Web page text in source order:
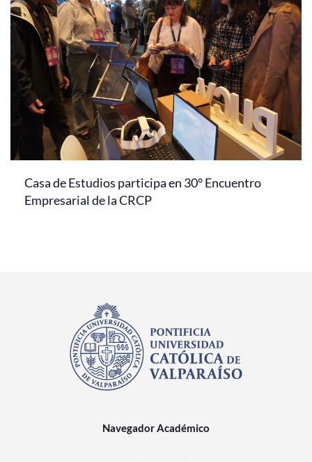
Casa de Estudios participa en 30° Encuentro
Empresarial de la CRCP
Navegador Académico